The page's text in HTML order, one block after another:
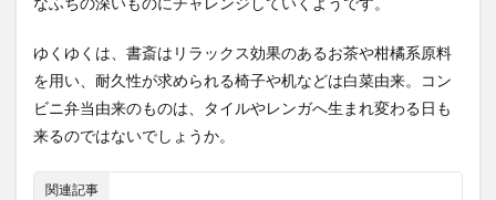
ゆくゆくは、書斎はリラックス効果のあるお茶や柑橘系原料
を用い、耐久性が求められる椅子や机などは白菜由来。コン
ビニ弁当由来のものは、タイルやレンガへ生まれ変わる日も
来るのではないでしょうか。
関連記事